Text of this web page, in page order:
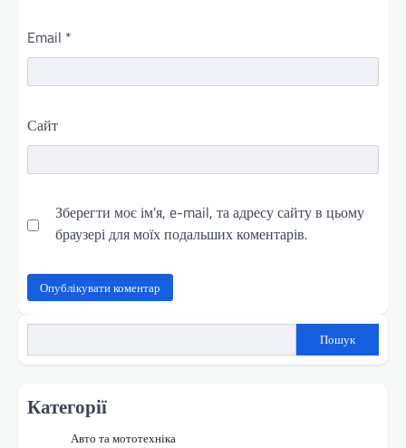
Email *
Сайт
Зберегти моє ім'я, e-mail, та адресу сайту в цьому
браузері для моїх подальших коментарів.
Пошук
Категорії
Авто та мототехніка